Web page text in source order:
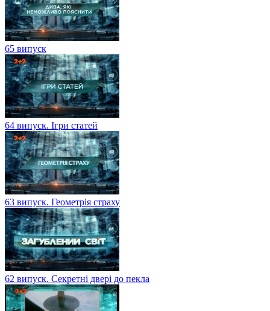
65 випуск
64 випуск. Ігри статей
63 випуск. Геометрія страху
62 випуск. Секретні двері до пекла